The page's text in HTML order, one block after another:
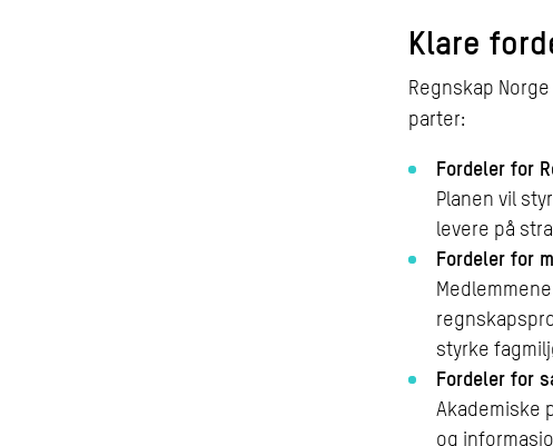
Klare
Regnskap
parter:
Fordeler for
Planen vil
levere på
Fordeler for
styrke
Fordeler for
Akademiske
og